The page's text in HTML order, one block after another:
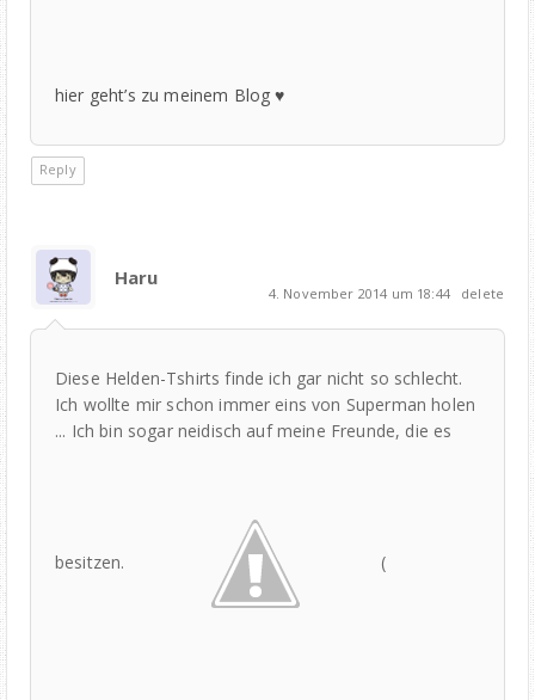
hier geht’s zu meinem Blog ♥
Reply
Haru
4. November 2014 um 18:44 delete
Diese Helden-Tshirts finde ich gar nicht so schlecht.
Ich wollte mir schon immer eins von Superman holen
... Ich bin sogar neidisch auf meine Freunde, die es
besitzen. (